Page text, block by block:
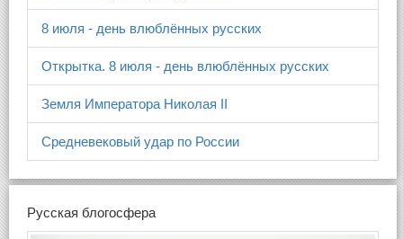
8 июля - день влюблённых русских
Открытка. 8 июля - день влюблённых русских
Земля Императора Николая II
Средневековый удар по России
Русская блогосфера